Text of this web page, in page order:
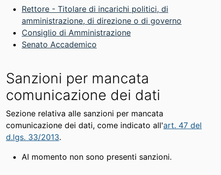
Rettore - Titolare di incarichi politici, di
amministrazione, di direzione o di governo
Consiglio di Amministrazione
Senato Accademico
Sanzioni per mancata
comunicazione dei dati
Sezione relativa alle sanzioni per mancata
comunicazione dei dati, come indicato all'art. 47 del
d.lgs. 33/2013.
Al momento non sono presenti sanzioni.